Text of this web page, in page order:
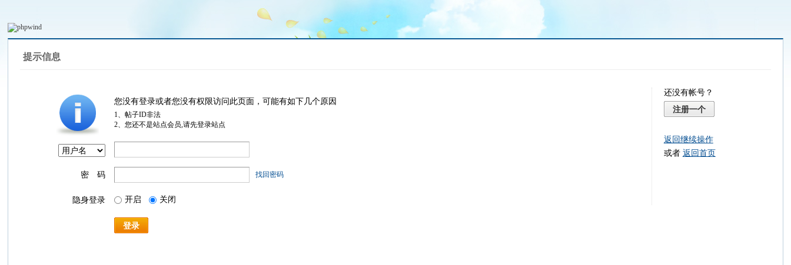
提示信息
您没有登录或者您没有权限访问此页面，可能有如下几个原因
1、帖子ID非法
2、您还不是站点会员,请先登录站点
密 码 找回密码
隐身登录 开启 关闭
登录
还没有帐号？
注册一个
返回继续操作
或者 返回首页